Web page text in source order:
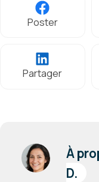
Poster
Partager
À
D.